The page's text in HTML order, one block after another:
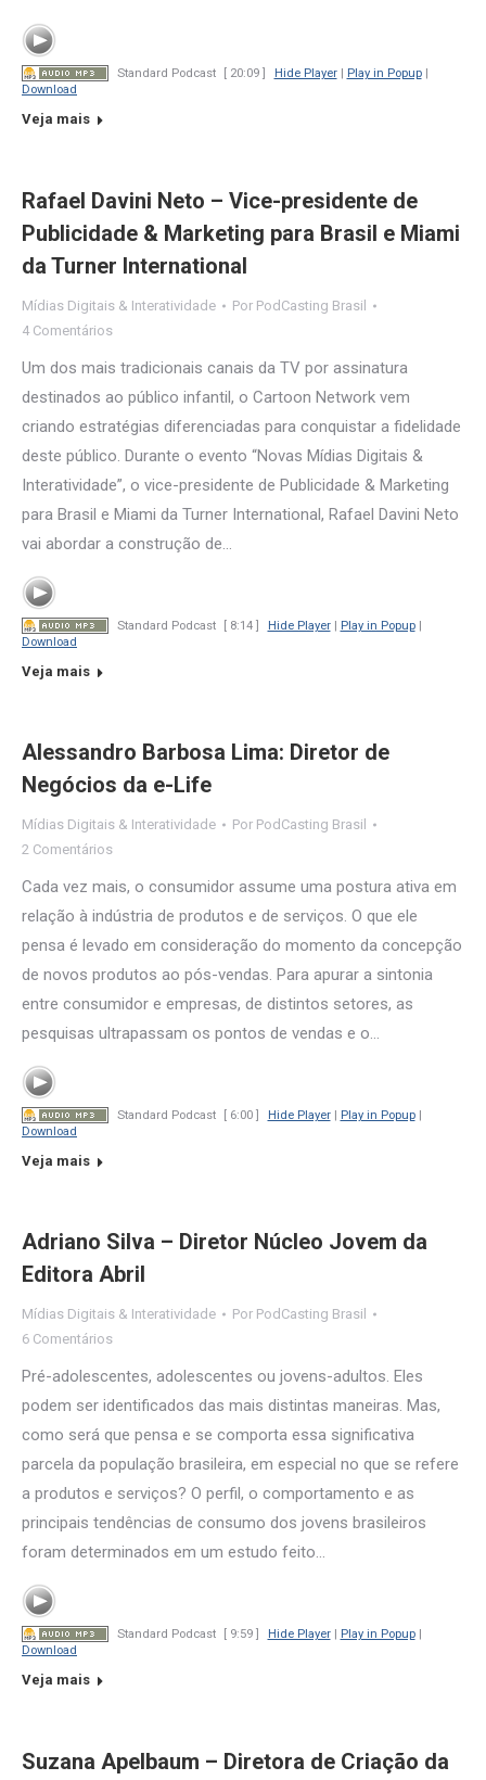
Standard Podcast [ 20:09 ] Hide Player| Play in Popup|
Download
Veja mais
Rafael Davini Neto – Vice-presidente de
Publicidade & Marketing para Brasil e Miami
da Turner International
Mídias Digitais & Interatividade Por PodCasting Brasil
4 Comentários
Um dos mais tradicionais canais da TV por assinatura
destinados ao público infantil, o Cartoon Network vem
criando estratégias diferenciadas para conquistar a fidelidade
deste público. Durante o evento “Novas Mídias Digitais &
Interatividade”, o vice-presidente de Publicidade & Marketing
para Brasil e Miami da Turner International, Rafael Davini Neto
vai abordar a construção de…
Standard Podcast [ 8:14 ] Hide Player| Play in Popup|
Download
Veja mais
Alessandro Barbosa Lima: Diretor de
Negócios da e-Life
Mídias Digitais & Interatividade Por PodCasting Brasil
2 Comentários
Cada vez mais, o consumidor assume uma postura ativa em
relação à indústria de produtos e de serviços. O que ele
pensa é levado em consideração do momento da concepção
de novos produtos ao pós-vendas. Para apurar a sintonia
entre consumidor e empresas, de distintos setores, as
pesquisas ultrapassam os pontos de vendas e o…
Standard Podcast [ 6:00 ] Hide Player| Play in Popup|
Download
Veja mais
Adriano Silva – Diretor Núcleo Jovem da
Editora Abril
Mídias Digitais & Interatividade Por PodCasting Brasil
6 Comentários
Pré-adolescentes, adolescentes ou jovens-adultos. Eles
podem ser identificados das mais distintas maneiras. Mas,
como será que pensa e se comporta essa significativa
parcela da população brasileira, em especial no que se refere
a produtos e serviços? O perfil, o comportamento e as
principais tendências de consumo dos jovens brasileiros
foram determinados em um estudo feito…
Standard Podcast [ 9:59 ] Hide Player| Play in Popup|
Download
Veja mais
Suzana Apelbaum – Diretora de Criação da